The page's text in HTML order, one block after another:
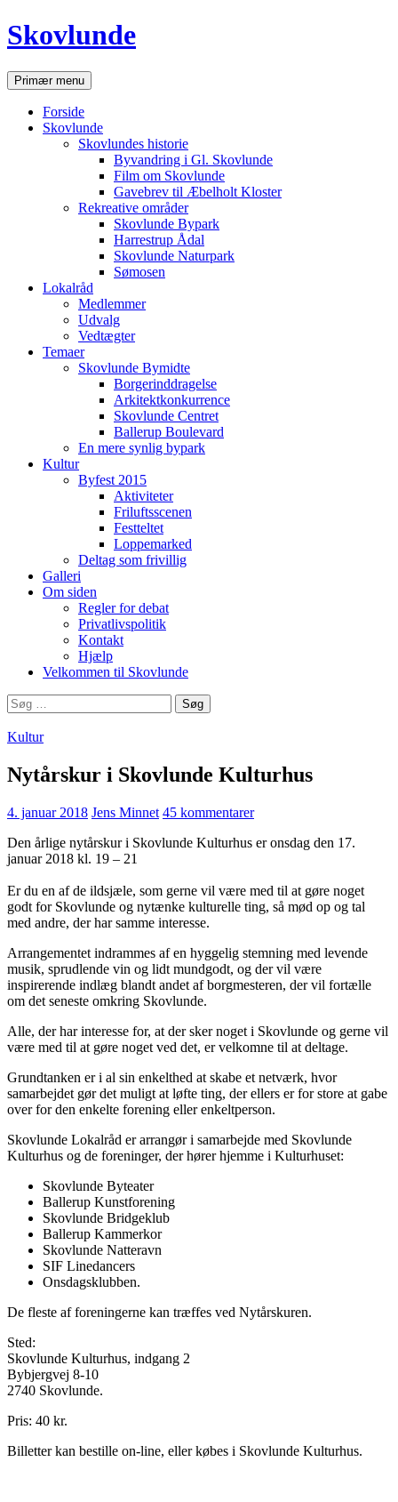
Hop
til
Skovlunde
SøgPrimær menu
Forside
Skovlunde
Skovlundes historie
Byvandring i Gl. Skovlunde
Film om Skovlunde
Gavebrev til Æbelholt Kloster
Rekreative områder
Skovlunde Bypark
Harrestrup Ådal
Skovlunde Naturpark
Sømosen
Lokalråd
Medlemmer
Udvalg
Vedtægter
Temaer
Skovlunde Bymidte
Borgerinddragelse
Arkitektkonkurrence
Skovlunde Centret
Ballerup Boulevard
En mere synlig bypark
Kultur
Byfest 2015
Aktiviteter
Friluftsscenen
Festteltet
Loppemarked
Deltag som frivillig
Galleri
Om siden
Regler for debat
Privatlivspolitik
Kontakt
Hjælp
Velkommen til Skovlunde
Søg
efter:
Kultur
Nytårskur i Skovlunde Kulturhus
4. januar 2018 Jens Minnet 45 kommentarer
Den årlige nytårskur i Skovlunde Kulturhus er onsdag den 17.
januar 2018 kl. 19 – 21
Er du en af de ildsjæle, som gerne vil være med til at gøre noget
godt for Skovlunde og nytænke kulturelle ting, så mød op og tal
med andre, der har samme interesse.
Arrangementet indrammes af en hyggelig stemning med levende
musik, sprudlende vin og lidt mundgodt, og der vil være
inspirerende indlæg blandt andet af borgmesteren, der vil fortælle
om det seneste omkring Skovlunde.
Alle, der har interesse for, at der sker noget i Skovlunde og gerne vil
være med til at gøre noget ved det, er velkomne til at deltage.
Grundtanken er i al sin enkelthed at skabe et netværk, hvor
samarbejdet gør det muligt at løfte ting, der ellers er for store at gabe
over for den enkelte forening eller enkeltperson.
Skovlunde Lokalråd er arrangør i samarbejde med Skovlunde
Kulturhus og de foreninger, der hører hjemme i Kulturhuset:
Skovlunde Byteater
Ballerup Kunstforening
Skovlunde Bridgeklub
Ballerup Kammerkor
Skovlunde Natteravn
SIF Linedancers
Onsdagsklubben.
De fleste af foreningerne kan træffes ved Nytårskuren.
Sted:
Skovlunde Kulturhus, indgang 2
Bybjergvej 8-10
2740 Skovlunde.
Pris: 40 kr.
Billetter kan bestille on-line, eller købes i Skovlunde Kulturhus.